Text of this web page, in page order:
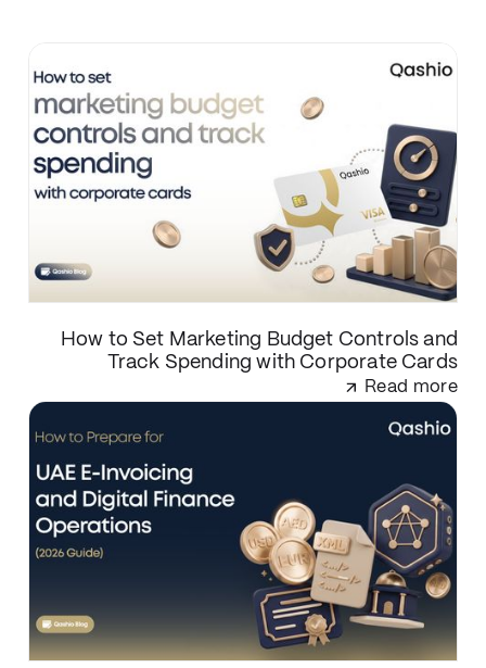
How to Set Marketing Budget Controls and
Track Spending with Corporate Cards
Read more